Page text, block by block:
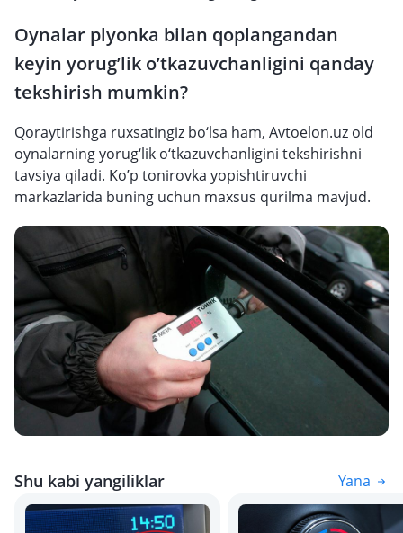
Oynalar plyonka bilan qoplangandan
keyin yorug’lik o’tkazuvchanligini qanday
tekshirish mumkin?
Qoraytirishga ruxsatingiz bo‘lsa ham, Avtoelon.uz old
oynalarning yorug‘lik o‘tkazuvchanligini tekshirishni
tavsiya qiladi. Ko’p tonirovka yopishtiruvchi
markazlarida buning uchun maxsus qurilma mavjud.
Shu kabi yangiliklar Yana